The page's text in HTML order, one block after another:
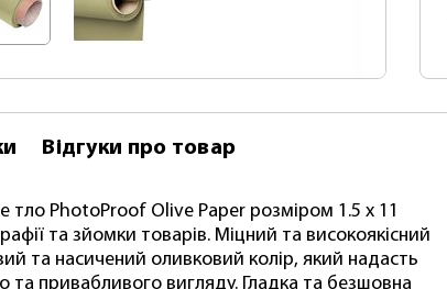
2980 грн
Відгуки про товар
тло PhotoProof Olive Paper розміром 1.5 x 11
та зйомки товарів. Міцний та високоякісний
та насичений оливковий колір, який надасть
привабливого вигляду. Гладка та безшовна